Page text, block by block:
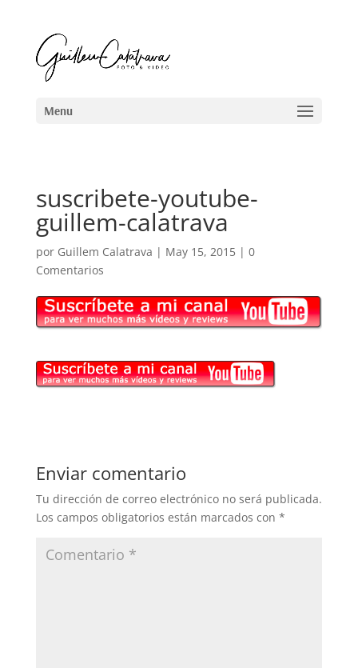
suscribete-youtube-
guillem-calatrava
por Guillem Calatrava | May 15, 2015| 0
Comentarios
Enviar comentario
Tu dirección de correo electrónico no será publicada.
Los campos obligatorios están marcados con *